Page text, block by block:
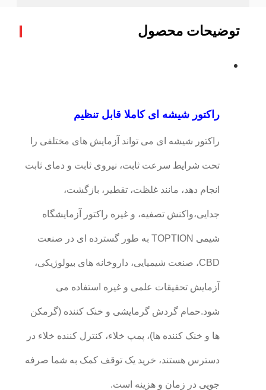
توضیحات محصول
راکتور شیشه ای کاملا قابل تنظیم
راکتور شیشه ای می تواند آزمایش های مختلفی را
تحت شرایط سرعت ثابت، نیروی ثابت و دمای ثابت
انجام دهد، مانند غلظت، تقطیر، بازگشت،
جدایی،واکنش تصفیه، و غیره راکتور آزمایشگاه
شیمی TOPTION به طور گسترده ای در صنعت
CBD، صنعت شیمیایی، داروخانه های بیولوژیکی،
آزمایش تحقیقات علمی و غیره استفاده می
شود.حمام گردش گرمایشی و خنک کننده (گرمکن
ها و خنک کننده ها)، پمپ خلاء، کنترل کننده خلاء در
دسترس هستند، خرید یک توقف کمک به شما صرفه
جویی در زمان و هزینه است.